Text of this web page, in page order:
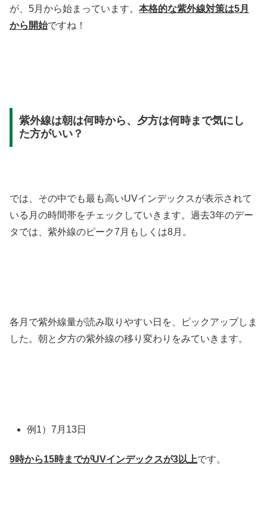
が、5月から始まっています。 本格的な紫外線対策は5月
から開始ですね！
紫外線は朝は何時から、夕方は何時まで気にし
た方がいい？
では、その中でも最も高いUVインデックスが表示されて
いる月の時間帯をチェックしていきます。過去3年のデー
タでは、紫外線のピーク7月もしくは8月。
各月で紫外線量が読み取りやすい日を、ピックアップしま
した。朝と夕方の紫外線の移り変わりをみていきます。
例1）7月13日
9時から15時までがUVインデックスが3以上です。